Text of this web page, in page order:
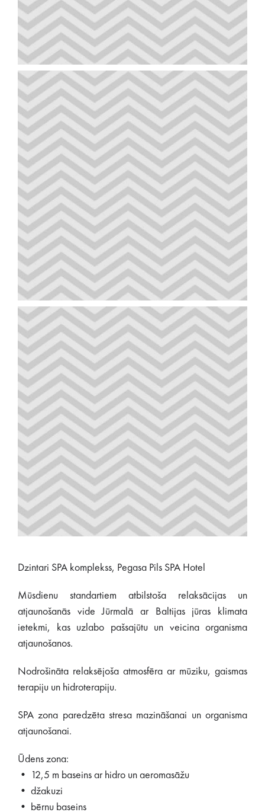
Dzintari SPA komplekss, Pegasa Pils SPA Hotel
Mūsdienu standartiem atbilstoša relaksācijas un
atjaunošanās vide Jūrmalā ar Baltijas jūras klimata
ietekmi, kas uzlabo pašsajūtu un veicina organisma
atjaunošanos.
Nodrošināta relaksējoša atmosfēra ar mūziku, gaismas
terapiju un hidroterapiju.
SPA zona paredzēta stresa mazināšanai un organisma
atjaunošanai.
Ūdens zona:
• 12,5 m baseins ar hidro un aeromasāžu
• džakuzi
• bērnu baseins